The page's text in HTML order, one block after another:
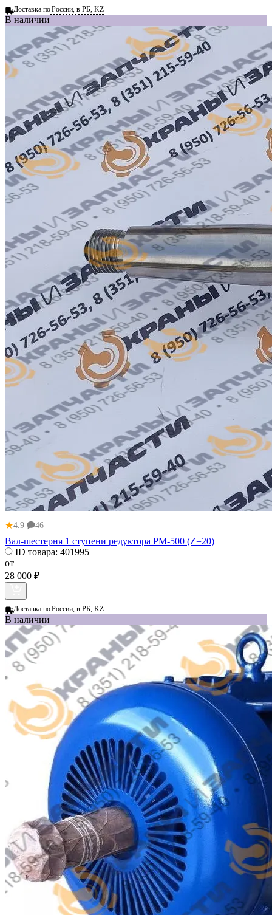
Доставка поРоссии, в РБ, KZ
В наличии
★4.9 46
Вал-шестерня 1 ступени редуктора РМ-500 (Z=20)
ID товара: 401995
от
28 000 ₽
Доставка поРоссии, в РБ, KZ
В наличии